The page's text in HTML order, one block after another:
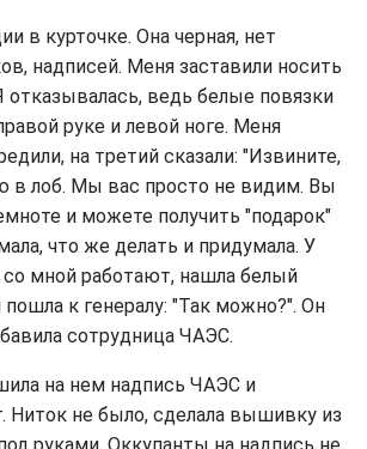
в курточке. Она черная, нет
надписей. Меня заставили носить
отказывалась, ведь белые повязки
руке и левой ноге. Меня
на третий сказали: "Извините,
в лоб. Мы вас просто не видим. Вы
и можете получить "подарок"
что же делать и придумала. У
со мной работают, нашла белый
пошла к генералу: "Так можно?". Он
сотрудница ЧАЭС.
на нем надпись ЧАЭС и
Ниток не было, сделала вышивку из